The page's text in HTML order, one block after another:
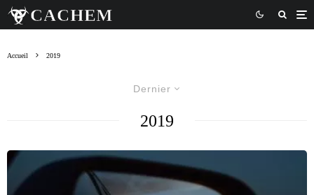
Accueil 2019
Dernier
2019